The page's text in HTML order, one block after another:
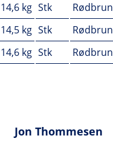
14,6 kg Stk Rødbrun
14,5 kg Stk Rødbrun
14,6 kg Stk Rødbrun
Jon Thommesen